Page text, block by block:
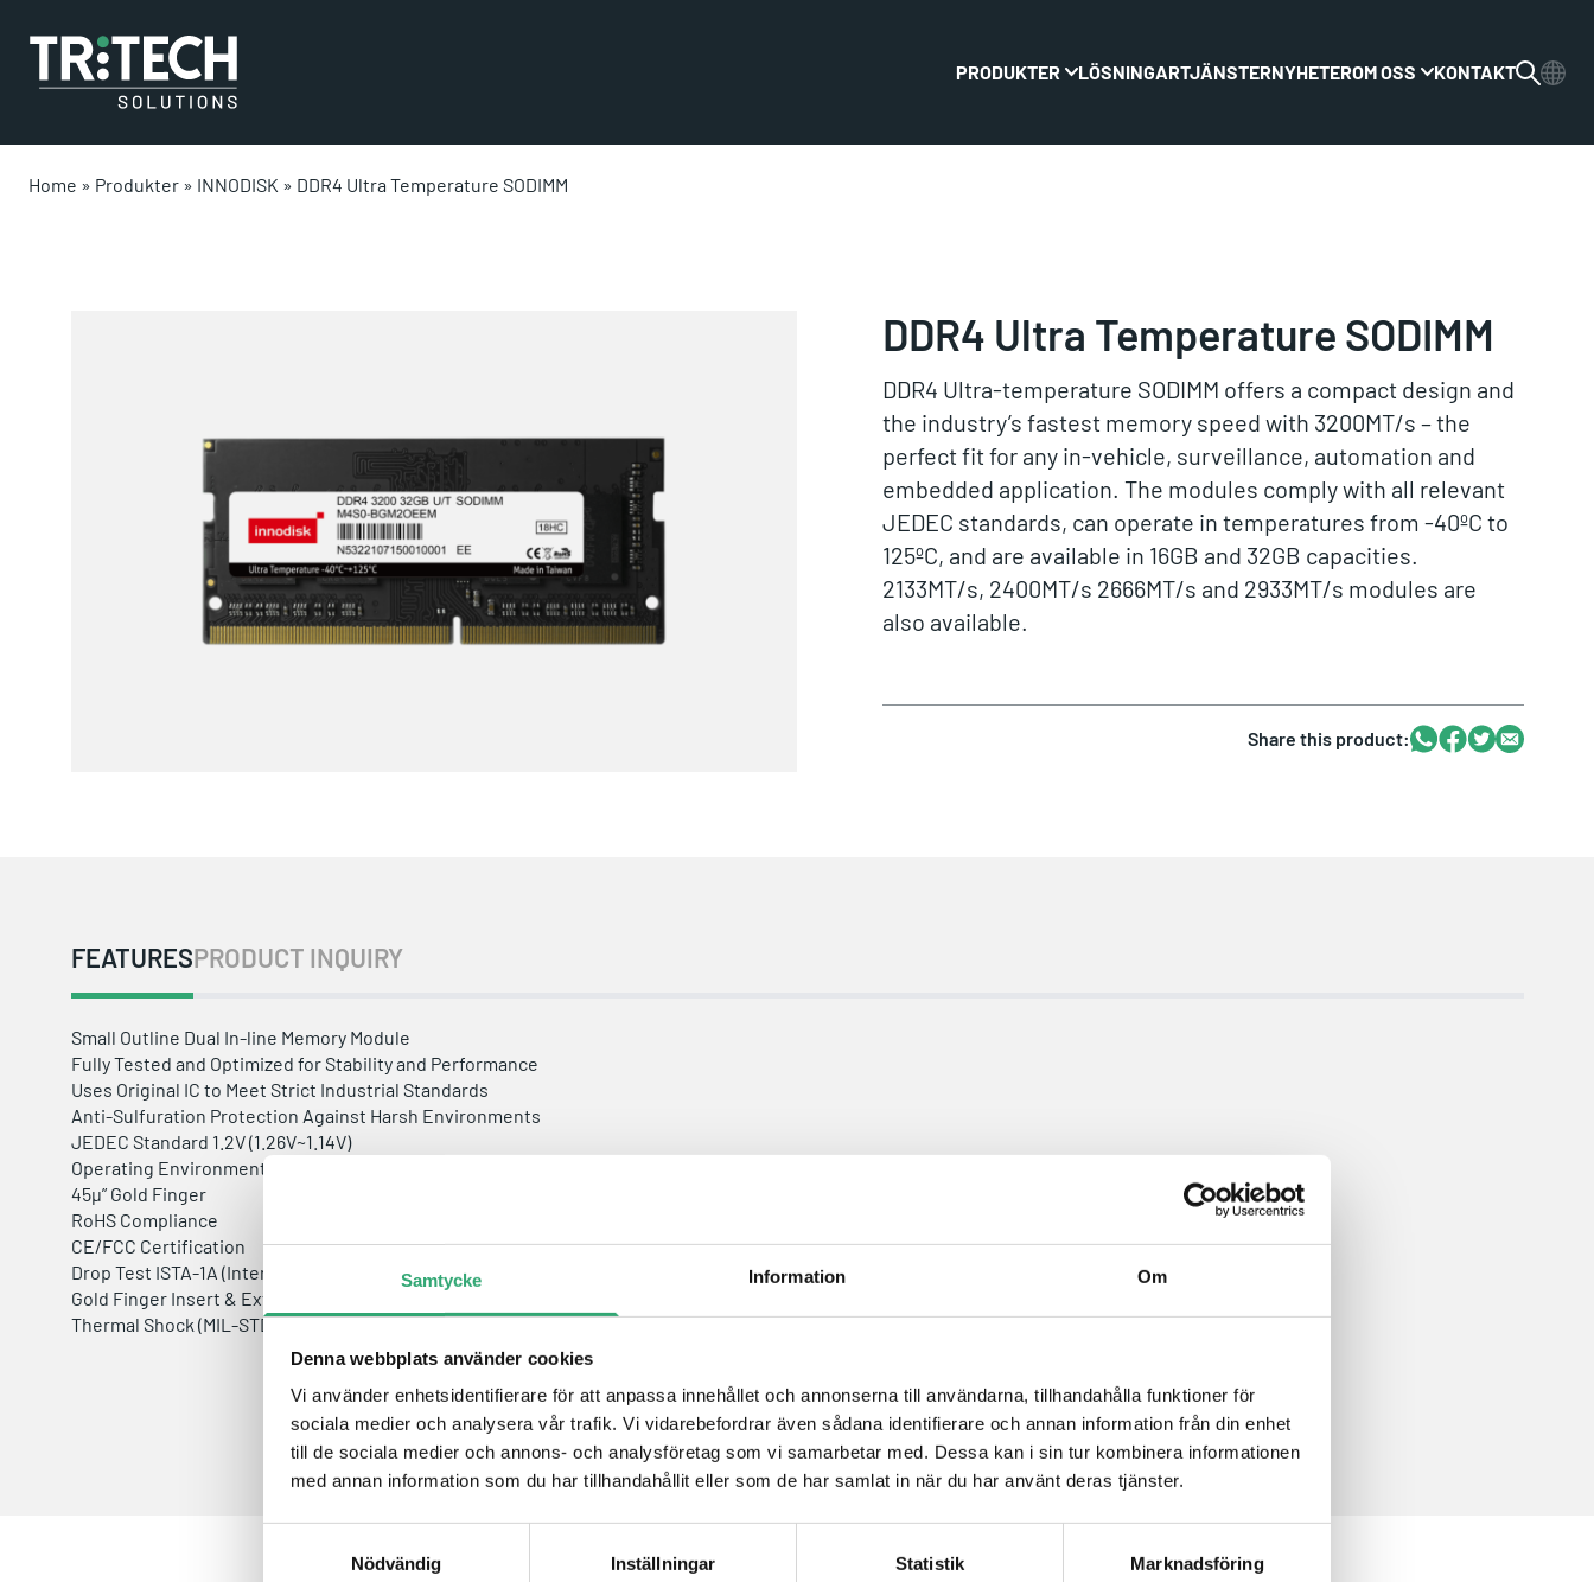
Samtycke Information Om
Denna webbplats använder cookies
Vi använder enhetsidentifierare för att anpassa innehållet och annonserna till användarna, tillhandahålla funktioner för
sociala medier och analysera vår trafik. Vi vidarebefordrar även sådana identifierare och annan information från din enhet
till de sociala medier och annons- och analysföretag som vi samarbetar med. Dessa kan i sin tur kombinera informationen
med annan information som du har tillhandahållit eller som de har samlat in när du har använt deras tjänster.
Nödvändig
Inställningar Statistik Marknadsföring
PRODUKTER Växla rullgardinsmenyn
LÖSNINGARTJÄNSTERNYHETEROM OSS Växla
KONTAKT
Home » Produkter » INNODISK » DDR4 Ultra Temperature SODIMM
DDR4 Ultra Temperature SODIMM
DDR4 Ultra-temperature SODIMM offers a compact design and
the industry’s fastest memory speed with 3200MT/s – the
perfect fit for any in-vehicle, surveillance, automation and
embedded application. The modules comply with all relevant
JEDEC standards, can operate in temperatures from -40ºC to
125ºC, and are available in 16GB and 32GB capacities.
2133MT/s, 2400MT/s 2666MT/s and 2933MT/s modules are
also available.
Share this product:Whatsapp
Facebook
Twitter
Email
FEATURESPRODUCT INQUIRY
Small Outline Dual In-line Memory Module
Fully Tested and Optimized for Stability and Performance
Uses Original IC to Meet Strict Industrial Standards
Anti-Sulfuration Protection Against Harsh Environments
JEDEC Standard 1.2V (1.26V~1.14V)
Operating Environment: -40°C ~ 125°C
45μ” Gold Finger
RoHS Compliance
CE/FCC Certification
Drop Test ISTA-1A (International Safe Transit Association)
Gold Finger Insert & Extract 100 times
Thermal Shock (MIL-STD-810G)